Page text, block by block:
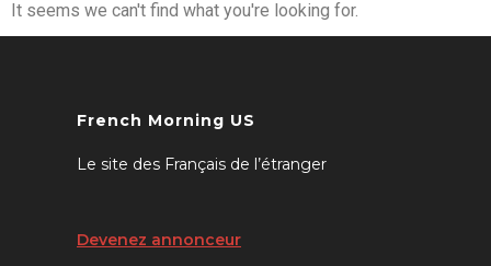
It seems we can't find what you're looking for.
French Morning US
Le site des Français de l’étranger
Devenez annonceur